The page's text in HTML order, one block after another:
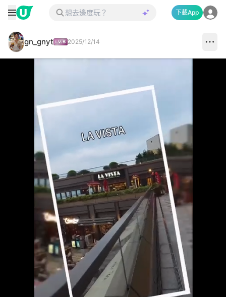
下載App
gn_gnyt 2025/12/14